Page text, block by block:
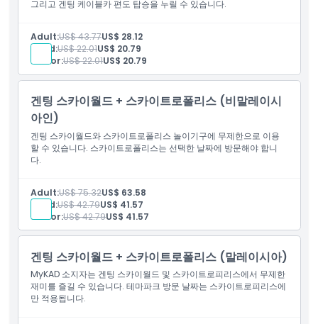
그리고 겐팅 케이블카 편도 탑승을 누릴 수 있습니다.
Adult:US$ 43.77US$ 28.12
Child:US$ 22.01US$ 20.79
Senior:US$ 22.01US$ 20.79
겐팅 스카이월드 + 스카이트로폴리스 (비말레이시
아인)
겐팅 스카이월드와 스카이트로폴리스 놀이기구에 무제한으로 이용
할 수 있습니다. 스카이트로폴리스는 선택한 날짜에 방문해야 합니
다.
Adult:US$ 75.32US$ 63.58
Child:US$ 42.79US$ 41.57
Senior:US$ 42.79US$ 41.57
겐팅 스카이월드 + 스카이트로폴리스 (말레이시아)
MyKAD 소지자는 겐팅 스카이월드 및 스카이트로피리스에서 무제한
재미를 즐길 수 있습니다. 테마파크 방문 날짜는 스카이트로피리스에
만 적용됩니다.